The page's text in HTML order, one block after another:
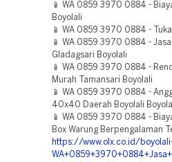
📱 WA 0859 3970 0884 -
Boyolali
📱 WA 0859 3970 0884 -
📱 WA 0859 3970 0884 -
Gladagsari Boyolali
📱 WA 0859 3970 0884 -
Murah Tamansari Boyolali
📱 WA 0859 3970 0884 -
40x40 Daerah Boyolali
📱 WA 0859 3970 0884 -
Box Warung Berpengalaman
https://www.olx.co.id/